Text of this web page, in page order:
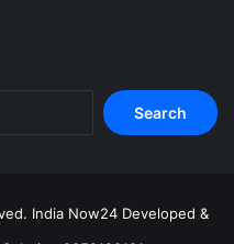
India Now24 Developed &